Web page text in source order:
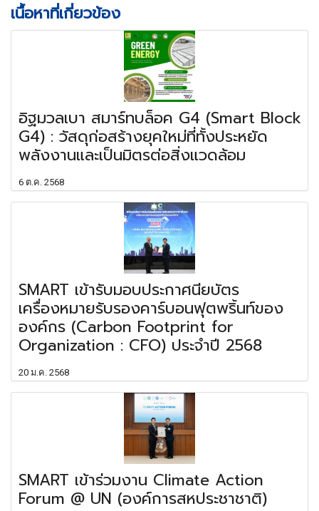
เนื้อหาที่เกี่ยวข้อง
อิฐมวลเบา สมาร์ทบล็อค G4 (Smart Block
G4) : วัสดุก่อสร้างยุคใหม่ที่ทั้งประหยัด
พลังงานและเป็นมิตรต่อสิ่งแวดล้อม
6 ต.ค. 2568
SMART เข้ารับมอบประกาศนียบัตร
เครื่องหมายรับรองคาร์บอนฟุตพริ้นท์ของ
องค์กร (Carbon Footprint for
Organization : CFO) ประจำปี 2568
20 ม.ค. 2568
SMART เข้าร่วมงาน Climate Action
Forum @ UN (องค์การสหประชาชาติ)